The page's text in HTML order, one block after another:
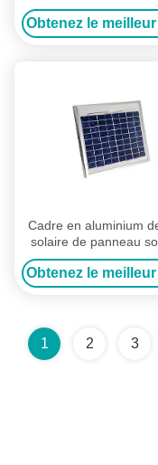
silicium de rangée
cellules 6*12 bas
Obtenez le
Cadre en aluminium
solaire de panneau
de 10 watts
lumière solaire de
Obtenez le
1 2 3